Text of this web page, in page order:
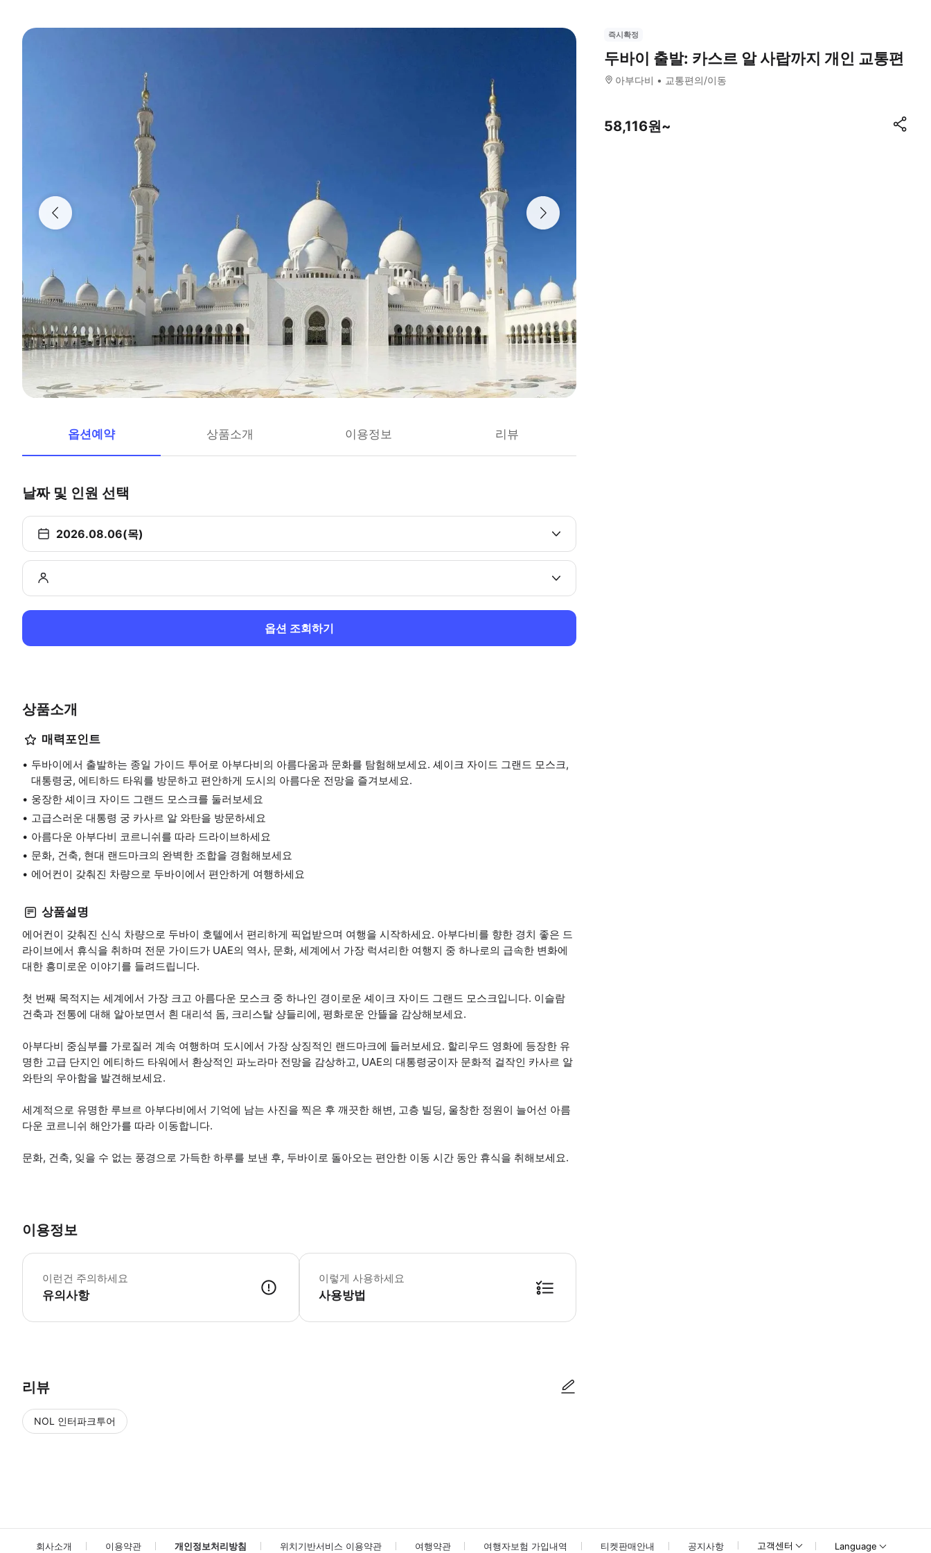
옵션예약 상품소개 이용정보 리뷰
날짜 및 인원 선택
2026.08.06(목)
옵션 조회하기
상품소개
매력포인트
두바이에서 출발하는 종일 가이드 투어로 아부다비의 아름다움과 문화를 탐험해보세요. 셰이크 자이드 그랜드 모스크,
대통령궁, 에티하드 타워를 방문하고 편안하게 도시의 아름다운 전망을 즐겨보세요.
웅장한 셰이크 자이드 그랜드 모스크를 둘러보세요
고급스러운 대통령 궁 카사르 알 와탄을 방문하세요
아름다운 아부다비 코르니쉬를 따라 드라이브하세요
문화, 건축, 현대 랜드마크의 완벽한 조합을 경험해보세요
에어컨이 갖춰진 차량으로 두바이에서 편안하게 여행하세요
상품설명
에어컨이 갖춰진 신식 차량으로 두바이 호텔에서 편리하게 픽업받으며 여행을 시작하세요. 아부다비를 향한 경치 좋은 드
라이브에서 휴식을 취하며 전문 가이드가 UAE의 역사, 문화, 세계에서 가장 럭셔리한 여행지 중 하나로의 급속한 변화에
대한 흥미로운 이야기를 들려드립니다.
첫 번째 목적지는 세계에서 가장 크고 아름다운 모스크 중 하나인 경이로운 셰이크 자이드 그랜드 모스크입니다. 이슬람
건축과 전통에 대해 알아보면서 흰 대리석 돔, 크리스탈 샹들리에, 평화로운 안뜰을 감상해보세요.
아부다비 중심부를 가로질러 계속 여행하며 도시에서 가장 상징적인 랜드마크에 들러보세요. 할리우드 영화에 등장한 유
명한 고급 단지인 에티하드 타워에서 환상적인 파노라마 전망을 감상하고, UAE의 대통령궁이자 문화적 걸작인 카사르 알
와탄의 우아함을 발견해보세요.
세계적으로 유명한 루브르 아부다비에서 기억에 남는 사진을 찍은 후 깨끗한 해변, 고층 빌딩, 울창한 정원이 늘어선 아름
다운 코르니쉬 해안가를 따라 이동합니다.
문화, 건축, 잊을 수 없는 풍경으로 가득한 하루를 보낸 후, 두바이로 돌아오는 편안한 이동 시간 동안 휴식을 취해보세요.
이용정보
이런건 주의하세요
유의사항
요청하시면 어린이용 시트를 이용하실 수 있습니다 예정된 픽업 시각 10분 전에 호텔 로비에서 준비해주시기 바랍니다. 픽업, 복귀, 이동 시간을 포함한
이렇게 사용하세요
사용방법
리뷰
NOL 인터파크투어
즉시확정
두바이 출발: 카스르 알 사랍까지 개인 교통편
아부다비 교통편의/이동
58,116원~
회사소개 이용약관 개인정보처리방침 위치기반서비스 이용약관 여행약관 여행자보험 가입내역 티켓판매안내 공지사항 고객센터 Language